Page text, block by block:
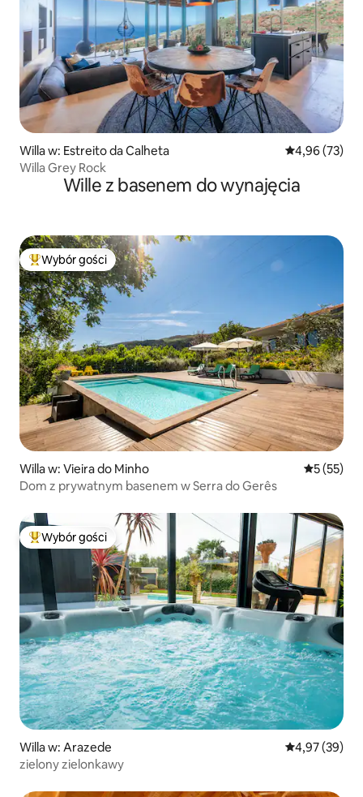
Willa w: Estreito da Calheta Średnia
4,96 (73)
Willa Grey Rock
Wille z basenem do wynajęcia
Najpopularniejsze z kategorii Wybór gości
Wybór gości
Willa w: Vieira do Minho Średnia
5 (55)
Dom z prywatnym basenem w Serra do Gerês
Najpopularniejsze z kategorii Wybór gości
Wybór gości
Willa w: Arazede Średnia
4,97 (39)
zielony zielonkawy